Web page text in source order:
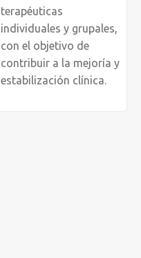
terapéuticas
individuales y grupales,
con el objetivo de
contribuir a la mejoría y
estabilización clínica.